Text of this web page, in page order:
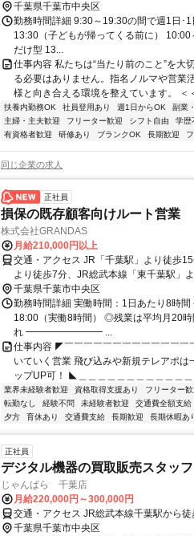
千葉県千葉市中央区
勤務時間詳細 9:30～19:30の間で週1日･
13:30（子どもが帰ってくる前に）
だけ型 13...
仕事内容 私たちは“当たり前のこと”を大
る必要はありません。指名ノルマや営業
様と向き合える環境を整えています。 ＜
扶養内勤務OK 社員登用あり 週1日からOK 副業
主婦・主夫歓迎
フリーター歓迎 シフト自由 学歴
有資格者歓迎
研修あり ブランクOK 長期歓迎
同じ企業の求人
正社員
損保の既存顧客向けルート営業
株式会社GRANDAS
月給210,000円以上
交通・アクセス JR「千葉駅」より徒歩
より徒歩7分、JR総武本線「東千葉駅」
千葉県千葉市中央区
勤務時間詳細 実働時間：1日あたり8時
18:00（実働8時間） ◎残業は平均月
れ ━━━━━━━━ ...
仕事内容 ◤￣￣￣￣￣￣￣￣￣￣￣￣
いていく営業 飛び込みや新規テレアポ
ップUP可！ ◣＿＿＿＿＿＿＿＿＿＿＿
業界未経験者歓迎 資格取得支援あり フリーター歓
転勤なし
経験不問 未経験者歓迎 交通費全額支給
夕方
育休あり 交通費支給 長期歓迎 長期休暇あ
正社員
デジタル機器の買取販売スタッフ
じゃんぱら 千葉店
月給220,000円～300,000円
交通・アクセス JR総武本線千葉駅から徒
千葉県千葉市中央区